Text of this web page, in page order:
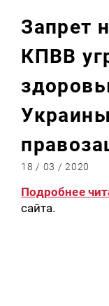
Запрет
КПВВ
18 / 03 / 2020
Подробнее
сайта.